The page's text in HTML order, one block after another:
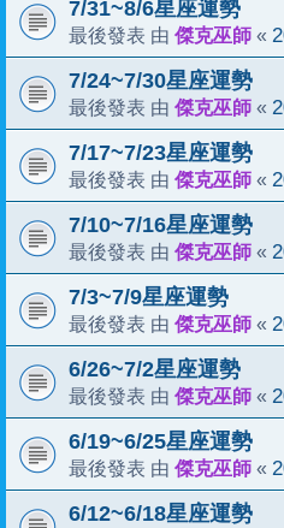
7/31~8/6星座運勢
最後發表 由 傑克巫師 «
7/24~7/30星座運勢
最後發表 由 傑克巫師 «
7/17~7/23星座運勢
最後發表 由 傑克巫師 «
7/10~7/16星座運勢
最後發表 由 傑克巫師 «
7/3~7/9星座運勢
最後發表 由 傑克巫師 «
6/26~7/2星座運勢
最後發表 由 傑克巫師 «
6/19~6/25星座運勢
最後發表 由 傑克巫師 «
6/12~6/18星座運勢